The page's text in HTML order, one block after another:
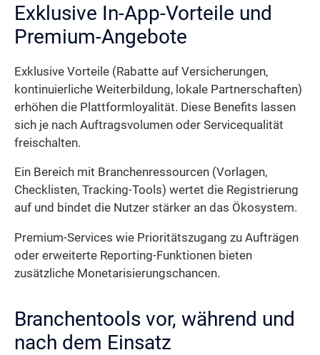
Exklusive In-App-Vorteile und
Premium-Angebote
Exklusive Vorteile (Rabatte auf Versicherungen,
kontinuierliche Weiterbildung, lokale Partnerschaften)
erhöhen die Plattformloyalität. Diese Benefits lassen
sich je nach Auftragsvolumen oder Servicequalität
freischalten.
Ein Bereich mit Branchenressourcen (Vorlagen,
Checklisten, Tracking-Tools) wertet die Registrierung
auf und bindet die Nutzer stärker an das Ökosystem.
Premium-Services wie Prioritätszugang zu Aufträgen
oder erweiterte Reporting-Funktionen bieten
zusätzliche Monetarisierungschancen.
Branchentools vor, während und
nach dem Einsatz